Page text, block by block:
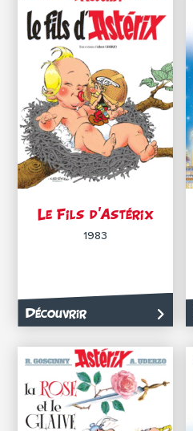
Le Fils d’Astérix
1983
Découvrir